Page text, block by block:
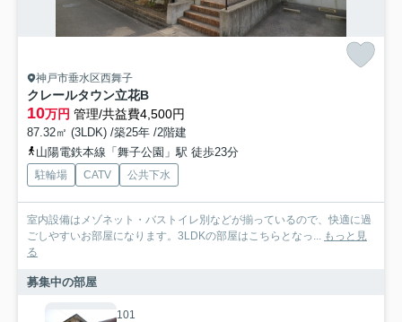
神戸市垂水区西舞子
クレールタウン立花B
10万円 管理/共益費4,500円
87.32㎡ (3LDK) /築25年 /2階建
山陽電鉄本線「舞子公園」駅 徒歩23分
駐輪場 CATV 公共下水
室内設備はメゾネット・バストイレ別などが揃っているので、快適に過
ごしやすいお部屋になります。3LDKの部屋はこちらとなっ...
もっと見
る
募集中の部屋
101